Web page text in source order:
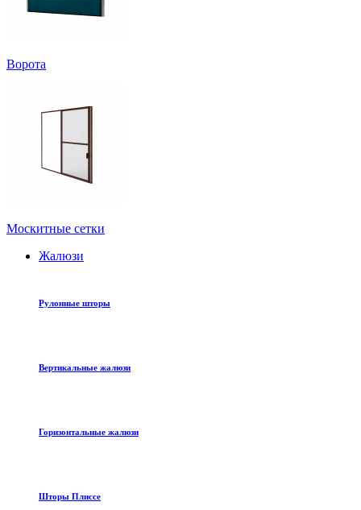
Ворота
Москитные сетки
Жалюзи
Рулонные шторы
Вертикальные жалюзи
Горизонтальные жалюзи
Шторы Плиссе